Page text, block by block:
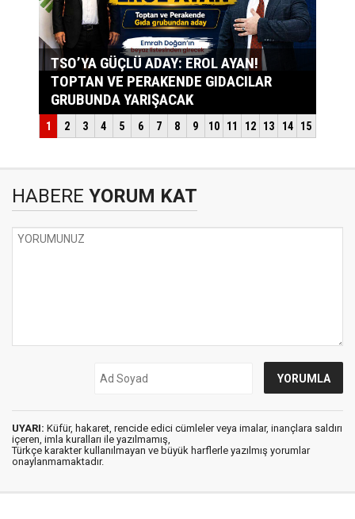
HABERE YORUM KAT
UYARI: Küfür, hakaret, rencide edici cümleler veya imalar, inançlara saldırı
içeren, imla kuralları ile yazılmamış,
Türkçe karakter kullanılmayan ve büyük harflerle yazılmış yorumlar
onaylanmamaktadır.